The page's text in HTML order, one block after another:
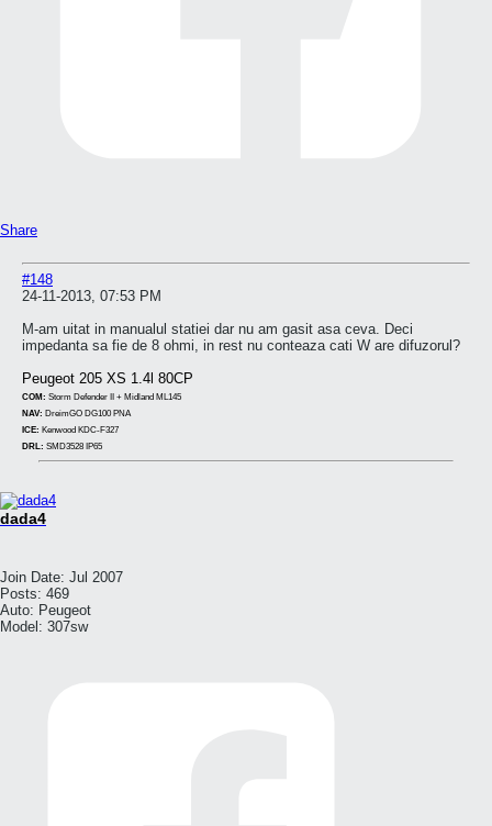
Share
#148
24-11-2013, 07:53 PM
M-am uitat in manualul statiei dar nu am gasit asa ceva. Deci
impedanta sa fie de 8 ohmi, in rest nu conteaza cati W are difuzorul?
Peugeot 205 XS 1.4l 80CP
COM: Storm Defender II + Midland ML145
NAV: DreimGO DG100 PNA
ICE: Kenwood KDC-F327
DRL: SMD3528 IP65
dada4
Join Date: Jul 2007
Posts: 469
Auto: Peugeot
Model: 307sw